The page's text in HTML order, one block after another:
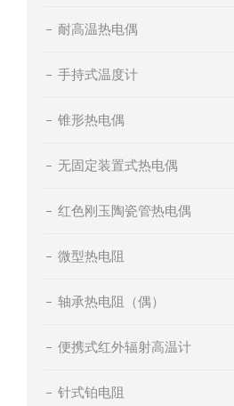
耐高温热电偶
手持式温度计
锥形热电偶
无固定装置式热电偶
红色刚玉陶瓷管热电偶
微型热电阻
轴承热电阻（偶）
便携式红外辐射高温计
针式铂电阻